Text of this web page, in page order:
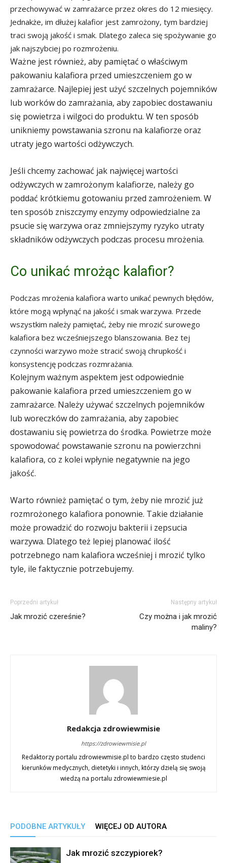
przechowywać w zamrażarce przez okres do 12 miesięcy.
Jednakże, im dłużej kalafior jest zamrożony, tym bardziej
traci swoją jakość i smak. Dlatego zaleca się spożywanie go
jak najszybciej po rozmrożeniu.
Ważne jest również, aby pamiętać o właściwym
pakowaniu kalafiora przed umieszczeniem go w
zamrażarce. Najlepiej jest użyć szczelnych pojemników
lub worków do zamrażania, aby zapobiec dostawaniu
się powietrza i wilgoci do produktu. W ten sposób
unikniemy powstawania szronu na kalafiorze oraz
utraty jego wartości odżywczych.
Jeśli chcemy zachować jak najwięcej wartości
odżywczych w zamrożonym kalafiorze, należy go
poddać krótkiemu gotowaniu przed zamrożeniem. W
ten sposób zniszczymy enzymy odpowiedzialne za
psucie się warzywa oraz zmniejszymy ryzyko utraty
składników odżywczych podczas procesu mrożenia.
Co unikać mrożąc kalafior?
Podczas mrożenia kalafiora warto unikać pewnych błędów,
które mogą wpłynąć na jakość i smak warzywa. Przede
wszystkim należy pamiętać, żeby nie mrozić surowego
kalafiora bez wcześniejszego blanszowania. Bez tej
czynności warzywo może stracić swoją chrupkość i
konsystencję podczas rozmrażania.
Kolejnym ważnym aspektem jest odpowiednie
pakowanie kalafiora przed umieszczeniem go w
zamrażarce. Należy używać szczelnych pojemników
lub woreczków do zamrażania, aby zapobiec
dostawaniu się powietrza do środka. Powietrze może
spowodować powstawanie szronu na powierzchni
kalafiora, co z kolei wpłynie negatywnie na jego
jakość.
Warto również pamiętać o tym, żeby nie mrozić już
rozmrożonego kalafiora ponownie. Takie działanie
może prowadzić do rozwoju bakterii i zepsucia
warzywa. Dlatego też lepiej planować ilość
potrzebnego nam kalafiora wcześniej i mrozić tylko
tyle, ile faktycznie potrzebujemy.
Poprzedni artykuł
Jak mrozić czereśnie?
Następny artykuł
Czy można i jak mrozić
maliny?
Redakcja zdrowiewmisie
https://zdrowiewmisie.pl
Redaktorzy portalu zdrowiewmisie.pl to bardzo często studenci
kierunków medycznych, dietetyki i innych, którzy dzielą się swoją
wiedzą na portalu zdrowiewmiesie.pl
PODOBNE ARTYKUŁY WIĘCEJ OD AUTORA
Jak mrozić szczypiorek?